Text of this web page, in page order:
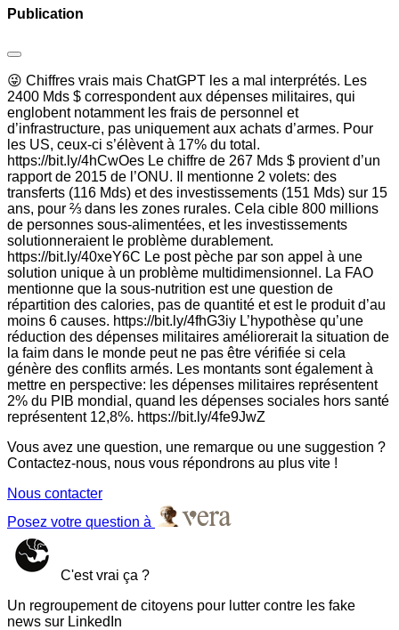
Publication
😜 Chiffres vrais mais ChatGPT les a mal interprétés. Les
2400 Mds $ correspondent aux dépenses militaires, qui
englobent notamment les frais de personnel et
d’infrastructure, pas uniquement aux achats d’armes. Pour
les US, ceux-ci s’élèvent à 17% du total.
https://bit.ly/4hCwOes Le chiffre de 267 Mds $ provient d’un
rapport de 2015 de l’ONU. Il mentionne 2 volets: des
transferts (116 Mds) et des investissements (151 Mds) sur 15
ans, pour ⅔ dans les zones rurales. Cela cible 800 millions
de personnes sous-alimentées, et les investissements
solutionneraient le problème durablement.
https://bit.ly/40xeY6C Le post pèche par son appel à une
solution unique à un problème multidimensionnel. La FAO
mentionne que la sous-nutrition est une question de
répartition des calories, pas de quantité et est le produit d’au
moins 6 causes. https://bit.ly/4fhG3iy L’hypothèse qu’une
réduction des dépenses militaires améliorerait la situation de
la faim dans le monde peut ne pas être vérifiée si cela
génère des conflits armés. Les montants sont également à
mettre en perspective: les dépenses militaires représentent
2% du PIB mondial, quand les dépenses sociales hors santé
représentent 12,8%. https://bit.ly/4fe9JwZ
Vous avez une question, une remarque ou une suggestion ?
Contactez-nous, nous vous répondrons au plus vite !
Nous contacter
Posez votre question à
C'est vrai ça ?
Un regroupement de citoyens pour lutter contre les fake
news sur LinkedIn